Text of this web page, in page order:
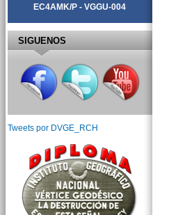
EC4AMK/P - VGGU-004
SIGUENOS
Tweets por DVGE_RCH